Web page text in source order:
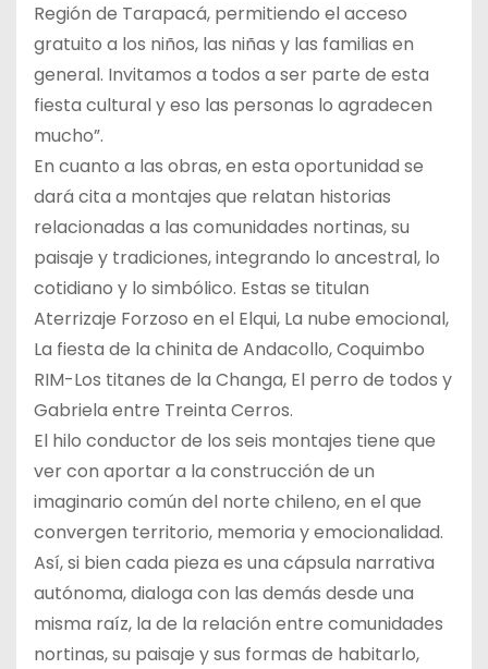
Región de Tarapacá, permitiendo el acceso
gratuito a los niños, las niñas y las familias en
general. Invitamos a todos a ser parte de esta
fiesta cultural y eso las personas lo agradecen
mucho”.
En cuanto a las obras, en esta oportunidad se
dará cita a montajes que relatan historias
relacionadas a las comunidades nortinas, su
paisaje y tradiciones, integrando lo ancestral, lo
cotidiano y lo simbólico. Estas se titulan
Aterrizaje Forzoso en el Elqui, La nube emocional,
La fiesta de la chinita de Andacollo, Coquimbo
RIM-Los titanes de la Changa, El perro de todos y
Gabriela entre Treinta Cerros.
El hilo conductor de los seis montajes tiene que
ver con aportar a la construcción de un
imaginario común del norte chileno, en el que
convergen territorio, memoria y emocionalidad.
Así, si bien cada pieza es una cápsula narrativa
autónoma, dialoga con las demás desde una
misma raíz, la de la relación entre comunidades
nortinas, su paisaje y sus formas de habitarlo,